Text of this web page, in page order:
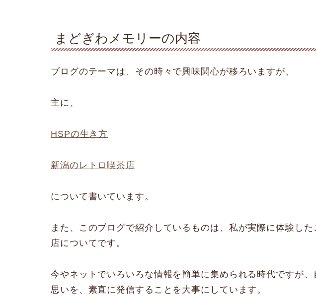
まどぎわメモリーの内容
ブログのテーマは、その時々で興味関心が移ろいますが、
主に、
HSPの生き方
新潟のレトロ喫茶店
について書いています。
また、このブログで紹介しているものは、私が実際に体験し
店についてです。
今やネットでいろいろな情報を簡単に集められる時代ですが
思いを、素直に発信することを大事にしています。